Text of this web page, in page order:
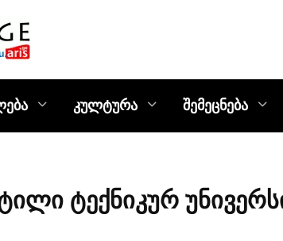
კულტურა შემეცნება
ტექნიკურ